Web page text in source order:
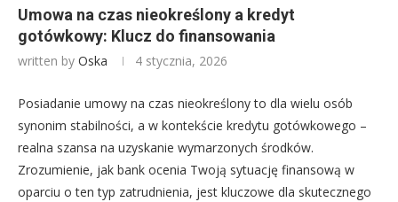
Umowa na czas nieokreślony a kredyt
gotówkowy: Klucz do finansowania
written by Oska 4 stycznia, 2026
Posiadanie umowy na czas nieokreślony to dla wielu osób
synonim stabilności, a w kontekście kredytu gotówkowego –
realna szansa na uzyskanie wymarzonych środków.
Zrozumienie, jak bank ocenia Twoją sytuację finansową w
oparciu o ten typ zatrudnienia, jest kluczowe dla skutecznego